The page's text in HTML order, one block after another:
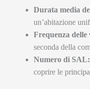
Durata media
un’abitazione
Frequenza delle
seconda della
Numero di SAL:
coprire le